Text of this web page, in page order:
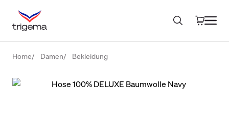
Home Damen Bekleidung